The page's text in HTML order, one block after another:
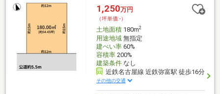
認ください！ジョイナスカンパニーおうち探し専門店おうち侍ま
で▲▽▲▽▲▽▲▽▲▽▲▽▲▽▲▽▲▽▲▽▲▽▲▽▲▽
1,250万円
（坪単価:-）
土地面積180m2
用途地域無指定
建ぺい率60%
容積率200%
建築条件なし
近鉄名古屋線 近鉄弥富駅 徒歩16分
その他の交通